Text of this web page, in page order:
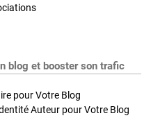
blog et booster son trafic
pour Votre Blog
Auteur pour Votre Blog